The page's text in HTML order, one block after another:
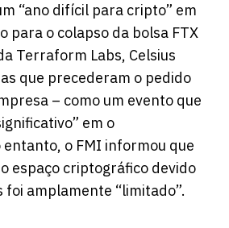
“ano difícil para cripto” em
para o colapso da bolsa FTX
Terraform Labs, Celsius
que precederam o pedido
– como um evento que
em o
entanto, o FMI informou que
espaço criptográfico devido
foi amplamente “limitado”.